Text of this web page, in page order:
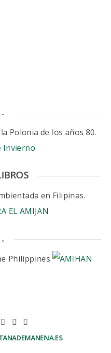
.
Polonia de los años 80.
en Filipinas.
.
Philippines.